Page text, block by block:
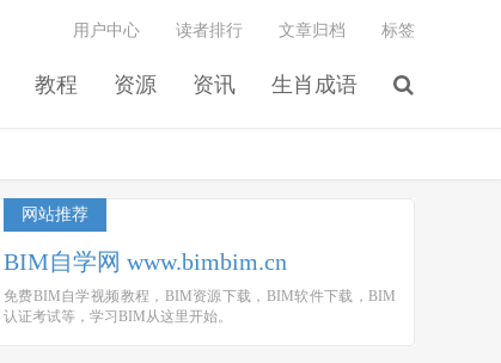
教程 资源 资讯 生肖成语
用户中心 读者排行 文章归档 标签
网站推荐
BIM自学网 www.bimbim.cn
免费BIM自学视频教程，BIM资源下载，BIM软件下载，BIM
认证考试等，学习BIM从这里开始。